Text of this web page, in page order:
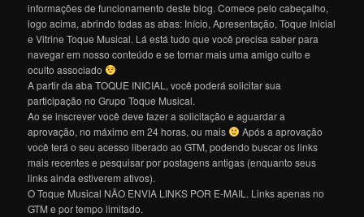
informações de funcionamento deste blog. Comece pelo cabeçalho,
logo acima, abrindo todas as abas: Início, Apresentação, Toque Inicial
e Vitrine Toque Musical. Lá está tudo que você precisa saber para
navegar em nosso conteúdo e se tornar mais uma amigo culto e
oculto associado
A partir da aba TOQUE INICIAL, você poderá solicitar sua
participação no Grupo Toque Musical.
Ao se inscrever você deve fazer a solicitação e aguardar a
aprovação, no máximo em 24 horas, ou mais
Após a aprovação
você terá o seu acesso liberado ao GTM, podendo buscar os links
mais recentes e pesquisar por postagens antigas (enquanto seus
links ainda estiverem ativos).
O Toque Musical NÃO ENVIA LINKS POR E-MAIL. Links apenas no
GTM e por tempo limitado.